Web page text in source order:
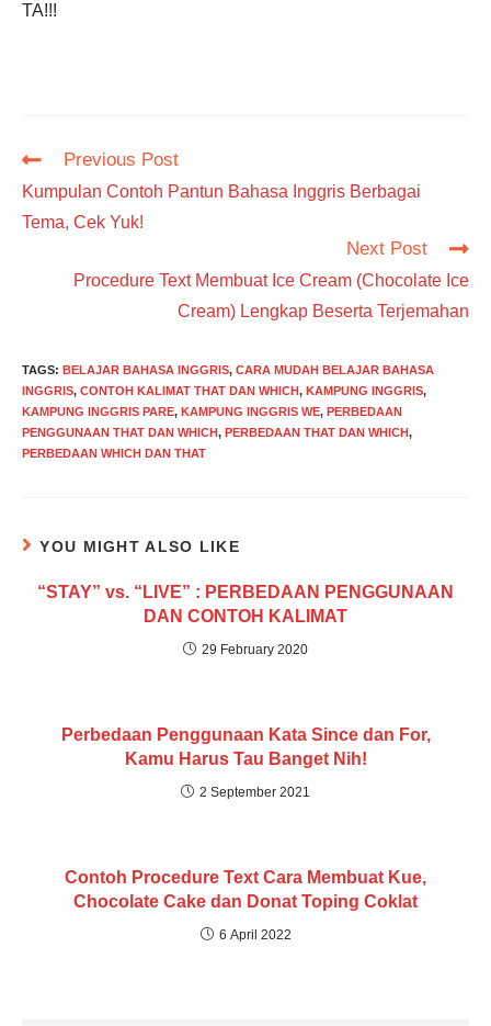
TA!!!
Read
articles
Previous Post
Kumpulan Contoh Pantun Bahasa Inggris Berbagai
Tema, Cek Yuk!
Next Post
Procedure Text Membuat Ice Cream (Chocolate Ice
Cream) Lengkap Beserta Terjemahan
TAGS: BELAJAR BAHASA INGGRIS, CARA MUDAH BELAJAR BAHASA
INGGRIS, CONTOH KALIMAT THAT DAN WHICH, KAMPUNG INGGRIS,
KAMPUNG INGGRIS PARE, KAMPUNG INGGRIS WE, PERBEDAAN
PENGGUNAAN THAT DAN WHICH, PERBEDAAN THAT DAN WHICH,
PERBEDAAN WHICH DAN THAT
YOU MIGHT ALSO LIKE
“STAY” vs. “LIVE” : PERBEDAAN PENGGUNAAN
DAN CONTOH KALIMAT
29 February 2020
Perbedaan Penggunaan Kata Since dan For,
Kamu Harus Tau Banget Nih!
2 September 2021
Contoh Procedure Text Cara Membuat Kue,
Chocolate Cake dan Donat Toping Coklat
6 April 2022